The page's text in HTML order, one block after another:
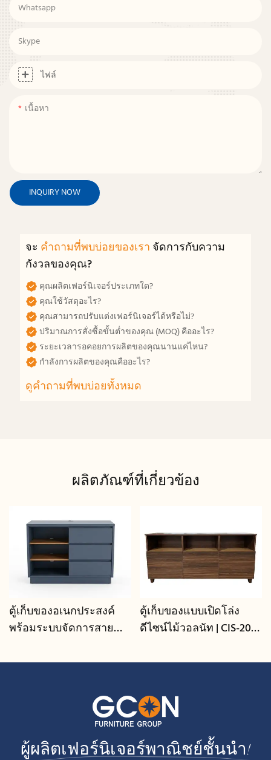
Whatsapp
Skype
ไฟล์
เนื้อหา
INQUIRY NOW
จะ คำถามที่พบบ่อยของเรา จัดการกับความ
กังวลของคุณ?
คุณผลิตเฟอร์นิเจอร์ประเภทใด?
คุณใช้วัสดุอะไร?
คุณสามารถปรับแต่งเฟอร์นิเจอร์ได้หรือไม่?
ปริมาณการสั่งซื้อขั้นต่ำของคุณ (MOQ) คืออะไร?
ระยะเวลารอคอยการผลิตของคุณนานแค่ไหน?
กำลังการผลิตของคุณคืออะไร?
ดูคำถามที่พบบ่อยทั้งหมด
ผลิตภัณฑ์ที่เกี่ยวข้อง
ตู้เก็บของแบบเปิดโล่ง
ดีไซน์ไม้วอลนัท | CIS-207 -
ตู้เก็บของและตู้ข้างแบบ
หลายช่อง ดีไซน์ทันสมัย ​​|
ผู้ผลิตเฟอร์นิเจอร์พาณิชย์ชั้นนำ!